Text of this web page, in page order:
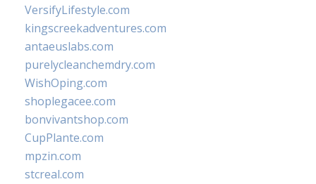
VersifyLifestyle.com
kingscreekadventures.com
antaeuslabs.com
purelycleanchemdry.com
WishOping.com
shoplegacee.com
bonvivantshop.com
CupPlante.com
mpzin.com
stcreal.com